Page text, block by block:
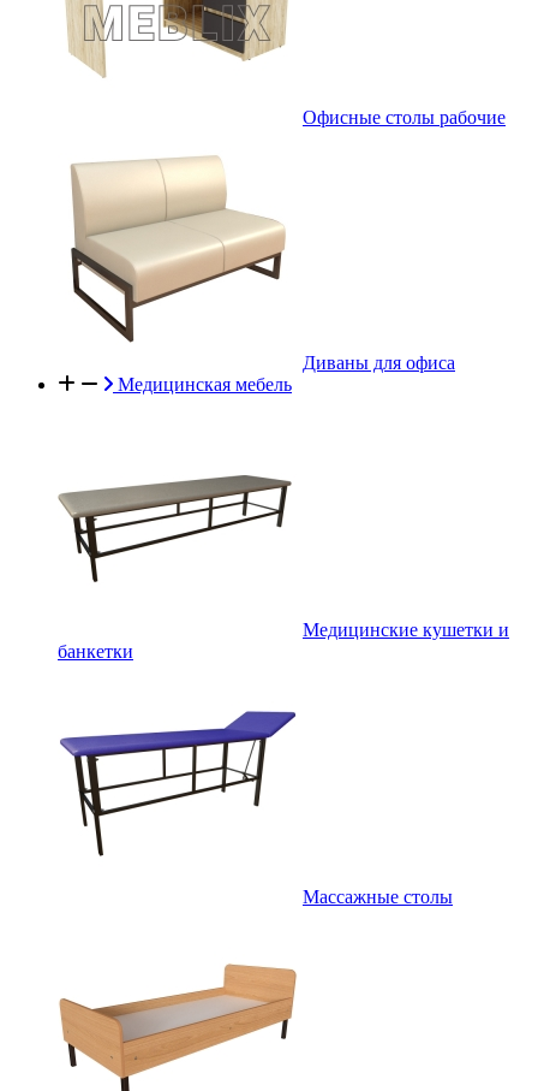
Офисные столы рабочие
Диваны для офиса
Медицинская мебель
Медицинские кушетки и
банкетки
Массажные столы